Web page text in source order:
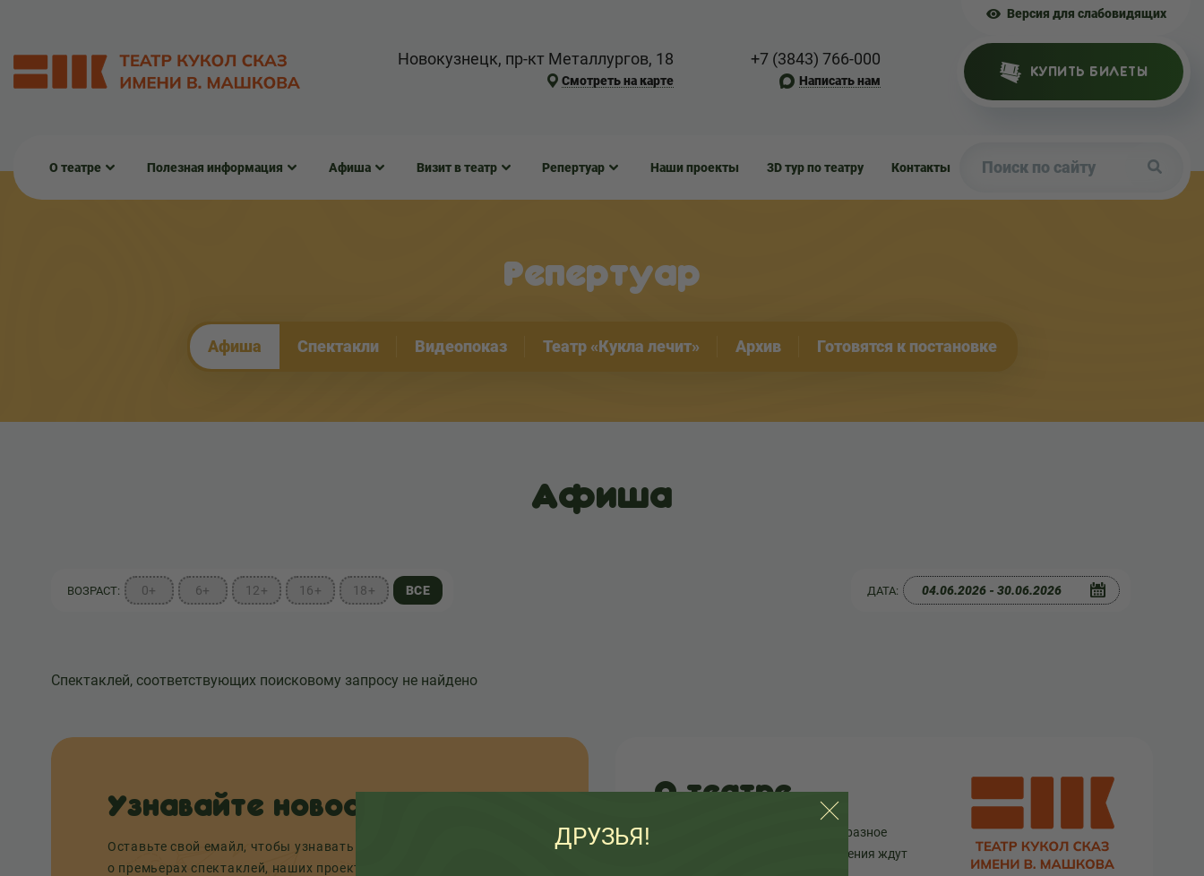
Версия для слабовидящих
Новокузнецк, пр-кт Металлургов, 18
Смотреть на карте
+7 (3843) 766-000
Написать нам
КУПИТЬ БИЛЕТЫ
О театре Полезная информация Афиша Визит в театр Репертуар Наши проекты 3D тур по театру Контакты
Репертуар
Афиша Спектакли Видеопоказ Театр «Кукла лечит» Архив Готовятся к постановке
Афиша
ВОЗРАСТ: 0+ 6+ 12+ 16+ 18+ ВСЕ ДАТА:
Спектаклей, соответствующих поисковому запросу не найдено
Узнавайте новости
Оставьте свой емайл, чтобы узнавать первыми
о премьерах спектаклей, наших проектах и
О театре
Узнайте как развивался театр в разное
время, а так же какие еще изменения ждут
ДРУЗЬЯ!